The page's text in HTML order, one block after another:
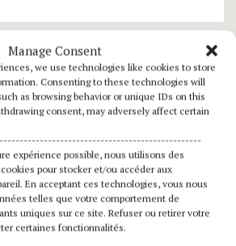
Manage Consent
we use technologies like cookies to store
Consenting to these technologies will
as browsing behavior or unique IDs on this
consent, may adversely affect certain
expérience possible, nous utilisons des
pour stocker et/ou accéder aux
En acceptant ces technologies, vous nous
telles que votre comportement de
uniques sur ce site. Refuser ou retirer votre
certaines fonctionnalités.